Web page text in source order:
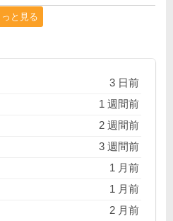
「器用貧乏」ーー “万能者”に
。
っと見る
3 日前
1 週間前
2 週間前
3 週間前
1 月前
1 月前
2 月前